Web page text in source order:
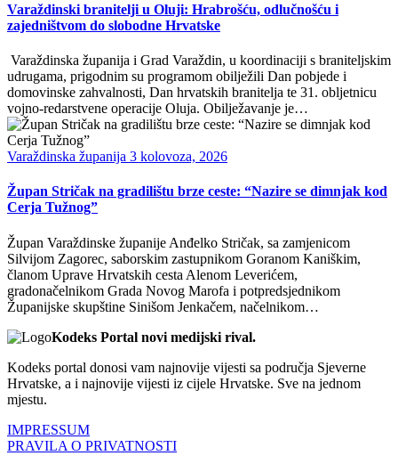
Varaždinski branitelji u Oluji: Hrabrošću, odlučnošću i
zajedništvom do slobodne Hrvatske
Varaždinska županija i Grad Varaždin, u koordinaciji s braniteljskim
udrugama, prigodnim su programom obilježili Dan pobjede i
domovinske zahvalnosti, Dan hrvatskih branitelja te 31. obljetnicu
vojno-redarstvene operacije Oluja. Obilježavanje je…
Varaždinska županija 3 kolovoza, 2026
Župan Stričak na gradilištu brze ceste: “Nazire se dimnjak kod
Cerja Tužnog”
Župan Varaždinske županije Anđelko Stričak, sa zamjenicom
Silvijom Zagorec, saborskim zastupnikom Goranom Kaniškim,
članom Uprave Hrvatskih cesta Alenom Leverićem,
gradonačelnikom Grada Novog Marofa i potpredsjednikom
Županijske skupštine Sinišom Jenkačem, načelnikom…
Kodeks Portal novi medijski rival.
Kodeks portal donosi vam najnovije vijesti sa područja Sjeverne
Hrvatske, a i najnovije vijesti iz cijele Hrvatske. Sve na jednom
mjestu.
IMPRESSUM
PRAVILA O PRIVATNOSTI